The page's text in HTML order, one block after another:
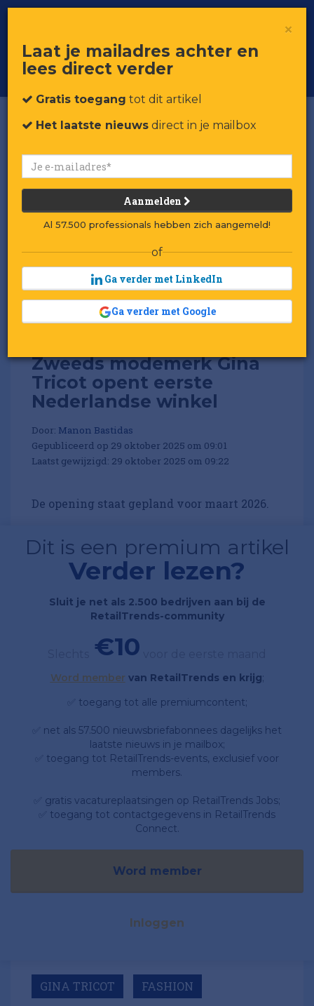
Voor professionals in retail & brands
Toggle
Zweeds modemerk Gina
Tricot opent eerste
Nederlandse winkel
Door: Manon Bastidas
Gepubliceerd op 29 oktober 2025 om 09:01
Laatst gewijzigd: 29 oktober 2025 om 09:22
De opening staat gepland voor maart 2026.
Dit is een premium artikel
Verder lezen?
Sluit je net als 2.500 bedrijven aan bij de
RetailTrends-community
€10
Word member van RetailTrends en krijg;
✅ toegang tot alle premiumcontent;
✅ net als 57.500 nieuwsbriefabonnees dagelijks het
laatste nieuws in je mailbox;
✅ toegang tot RetailTrends-events, exclusief voor
members.
✅ gratis vacatureplaatsingen op RetailTrends Jobs;
✅ toegang tot contactgegevens in RetailTrends
Connect.
Word member
Inloggen
GINA TRICOT FASHION
×
Laat je mailadres achter en
lees direct verder
Gratis toegang tot dit artikel
Het laatste nieuws direct in je mailbox
Aanmelden
Al 57.500 professionals hebben zich aangemeld!
of
Ga verder met LinkedIn
Ga verder met Google